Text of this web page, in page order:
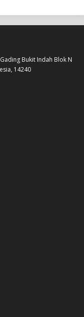
Bukit Indah Blok N
14240